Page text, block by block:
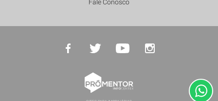
Fale Conosco